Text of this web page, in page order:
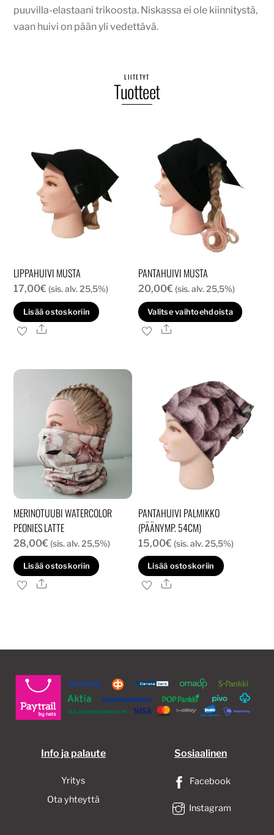
puuvilla-elastaani trikoosta. Niskassa ei ole kiinnitystä,
vaan huivi on pään yli vedettävä.
LIITETYT
Tuotteet
LIPPAHUIVI MUSTA
17,00€ (sis. alv. 25,5%)
Lisää ostoskoriin
Ale
PANTAHUIVI MUSTA
20,00€ (sis. alv. 25,5%)
Valitse vaihtoehdoista
tehdä
Ale
MERINOTUUBI WATERCOLOR
PEONIES LATTE
28,00€ (sis. alv. 25,5%)
Lisää ostoskoriin
Ale
PANTAHUIVI PALMIKKO
(PÄÄNYMP. 54CM)
15,00€ (sis. alv. 25,5%)
Lisää ostoskoriin
Ale
Info ja palaute
Yritys
Ota yhteyttä
Sosiaalinen
Facebook
Instagram